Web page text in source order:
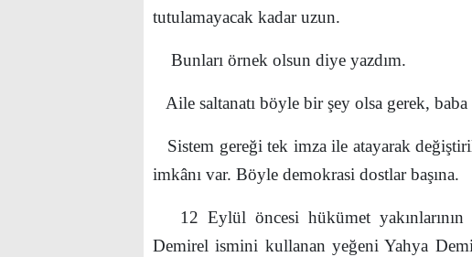
tutulamayacak kadar uzun.
Bunları örnek olsun diye yazdım.
Aile saltanatı böyle bir şey olsa gerek, baba
Sistem gereği tek imza ile atayarak
imkânı var. Böyle demokrasi dostlar başına.
12 Eylül öncesi hükümet yakınlarının
Demirel ismini kullanan yeğeni Yahya